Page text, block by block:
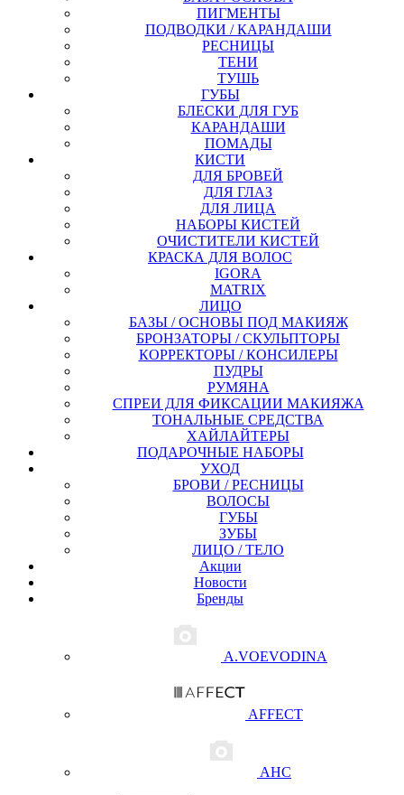
ПИГМЕНТЫ
ПОДВОДКИ / КАРАНДАШИ
РЕСНИЦЫ
ТЕНИ
ТУШЬ
ГУБЫ
БЛЕСКИ ДЛЯ ГУБ
КАРАНДАШИ
ПОМАДЫ
КИСТИ
ДЛЯ БРОВЕЙ
ДЛЯ ГЛАЗ
ДЛЯ ЛИЦА
НАБОРЫ КИСТЕЙ
ОЧИСТИТЕЛИ КИСТЕЙ
КРАСКА ДЛЯ ВОЛОС
IGORA
MATRIX
ЛИЦО
БАЗЫ / ОСНОВЫ ПОД МАКИЯЖ
БРОНЗАТОРЫ / СКУЛЬПТОРЫ
КОРРЕКТОРЫ / КОНСИЛЕРЫ
ПУДРЫ
РУМЯНА
СПРЕИ ДЛЯ ФИКСАЦИИ МАКИЯЖА
ТОНАЛЬНЫЕ СРЕДСТВА
ХАЙЛАЙТЕРЫ
ПОДАРОЧНЫЕ НАБОРЫ
УХОД
БРОВИ / РЕСНИЦЫ
ВОЛОСЫ
ГУБЫ
ЗУБЫ
ЛИЦО / ТЕЛО
Акции
Новости
Бренды
A.VOEVODINA
AFFECT
AHC